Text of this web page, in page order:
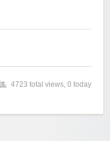
4723 total views, 0 today